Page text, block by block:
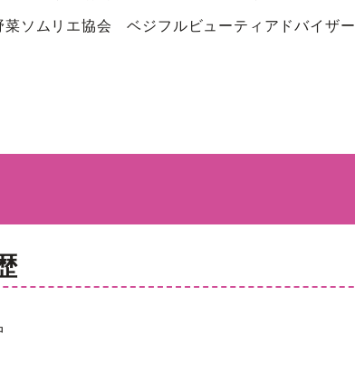
菜ソムリエ協会 ベジフルビューティアドバイザー